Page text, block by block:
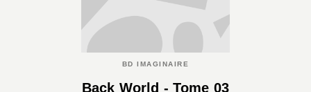
BD IMAGINAIRE
Back World - Tome 03